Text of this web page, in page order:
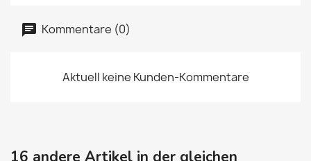
Kommentare (0)
Aktuell keine Kunden-Kommentare
16 andere Artikel in der gleichen